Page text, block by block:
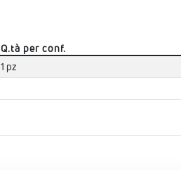
Q.tà per conf.
1 pz